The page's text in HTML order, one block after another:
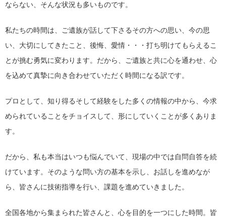
ならない、そんな状況も多いものです。
私たちの時間は、ご遺族が話して下さるその方への思い、今の思
い、大切にしてきたこと、後悔、愛情・・・打ち明けてもらえるこ
とが挑む勇気に変わります。だから、ご遺族と共に心を通わせ、心
を込めて真摯に向き合わせていただく時間になる訳です。
プロとして、知り得るそして経験をした多くの情報の中から、今求
められていることをチョイスして、形にしていくことが多くありま
す。
だから、私も本当はいつも悩んでいて、現場の中では自問自答を続
けています。そのような問い方の基本を示し、お話しを進めなが
ら、皆さんに技術指導を行い、課題を進めていきました。
全国各地から集まられた皆さんと、心を目的を一つにした時間。皆